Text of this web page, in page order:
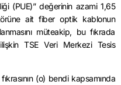
(PUE)” değerinin azami 1,65
ait fiber optik kablonun
müteakip, bu fıkrada
ilişkin TSE Veri Merkezi Tesis
(o) bendi kapsamında